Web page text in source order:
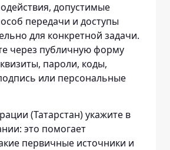
допустимые
передачи и доступы
для конкретной задачи.
через публичную форму
пароли, коды,
или персональные
(Татарстан) укажите в
это помогает
первичные источники и